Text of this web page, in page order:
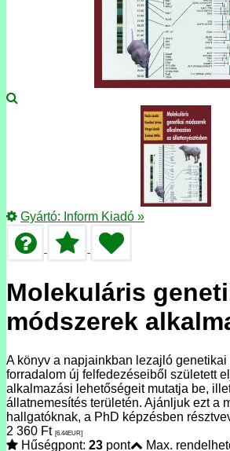
Gyártó: Inform Kiadó »
Molekuláris
módszerek
A könyv a napjainkban lezajló
forradalom új felfedezéseiből született
alkalmazási lehetőségeit mutatja be,
állatnemesítés területén. Ajánljuk ezt a
hallgatóknak, a PhD képzésben
2 360 Ft [6.44EUR]
Hűségpont: 23 pont Max.